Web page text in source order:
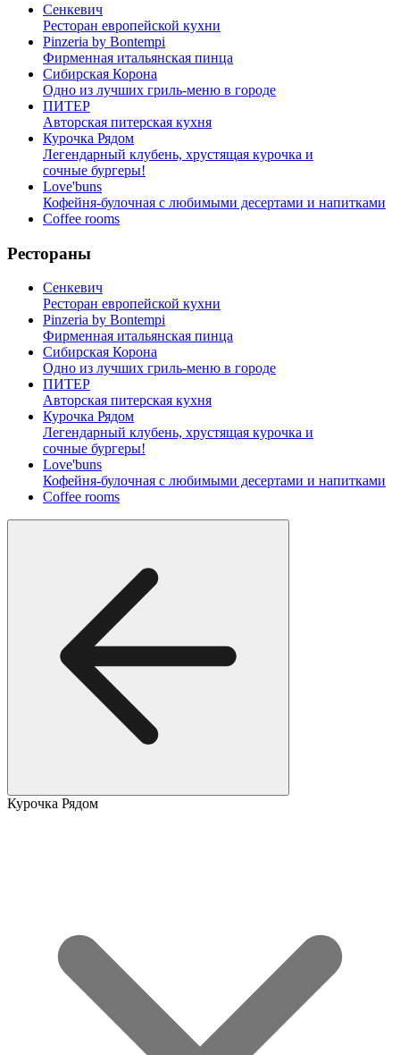
Сенкевич
Ресторан европейской кухни
Pinzeria by Bontempi
Фирменная итальянская пинца
Сибирская Корона
Одно из лучших гриль-меню в городе
ПИТЕР
Авторская питерская кухня
Курочка Рядом
Легендарный клубень, хрустящая курочка и
сочные бургеры!
Love'buns
Кофейня-булочная с любимыми десертами и напитками
Coffee rooms
Рестораны
Сенкевич
Ресторан европейской кухни
Pinzeria by Bontempi
Фирменная итальянская пинца
Сибирская Корона
Одно из лучших гриль-меню в городе
ПИТЕР
Авторская питерская кухня
Курочка Рядом
Легендарный клубень, хрустящая курочка и
сочные бургеры!
Love'buns
Кофейня-булочная с любимыми десертами и напитками
Coffee rooms
Курочка Рядом